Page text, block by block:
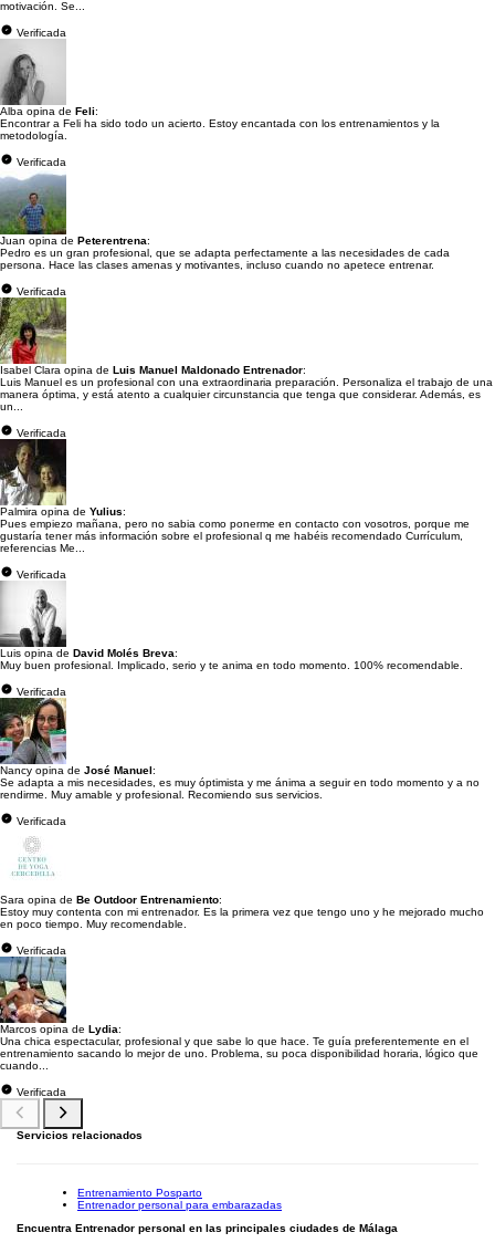
motivación. Se...
Verificada
Alba opina de Feli:
Encontrar a Feli ha sido todo un acierto. Estoy encantada con los entrenamientos y la
metodología.
Verificada
Juan opina de Peterentrena:
Pedro es un gran profesional, que se adapta perfectamente a las necesidades de cada
persona. Hace las clases amenas y motivantes, incluso cuando no apetece entrenar.
Verificada
Isabel Clara opina de Luis Manuel Maldonado Entrenador:
Luis Manuel es un profesional con una extraordinaria preparación. Personaliza el trabajo de una
manera óptima, y está atento a cualquier circunstancia que tenga que considerar. Además, es
un...
Verificada
Palmira opina de Yulius:
Pues empiezo mañana, pero no sabia como ponerme en contacto con vosotros, porque me
gustaría tener más información sobre el profesional q me habéis recomendado Currículum,
referencias Me...
Verificada
Luis opina de David Molés Breva:
Muy buen profesional. Implicado, serio y te anima en todo momento. 100% recomendable.
Verificada
Nancy opina de José Manuel:
Se adapta a mis necesidades, es muy óptimista y me ánima a seguir en todo momento y a no
rendirme. Muy amable y profesional. Recomiendo sus servicios.
Verificada
Sara opina de Be Outdoor Entrenamiento:
Estoy muy contenta con mi entrenador. Es la primera vez que tengo uno y he mejorado mucho
en poco tiempo. Muy recomendable.
Verificada
Marcos opina de Lydia:
Una chica espectacular, profesional y que sabe lo que hace. Te guía preferentemente en el
entrenamiento sacando lo mejor de uno. Problema, su poca disponibilidad horaria, lógico que
cuando...
Verificada
Servicios relacionados
Entrenamiento Posparto
Entrenador personal para embarazadas
Encuentra Entrenador personal en las principales ciudades de Málaga